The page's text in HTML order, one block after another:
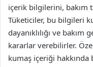
içerik bilgilerini, bakım
Tüketiciler, bu bilgileri
dayanıklılığı ve
kararlar verebilirler.
kumaş içeriği hakkında